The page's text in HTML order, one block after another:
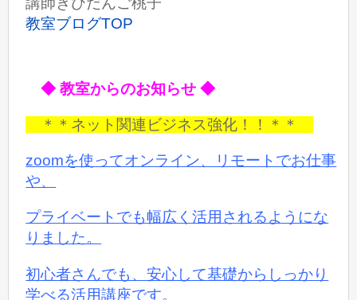
教室ブログTOP
◆ 教室からのお知らせ ◆
＊＊ネット関連ビジネス強化！！＊＊
zoomを使ってオンライン、リモートでお仕事
や、
プライベートでも幅広く活用されるようにな
りました。
初心者さんでも、安心して基礎からしっかり
学べる活用講座です。